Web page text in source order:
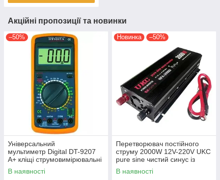
Акційні пропозиції та новинки
–50%
Універсальний
мультиметр Digital DT-9207
A+ кліщі струмовимірювальні
Портативний тестер Жовтий/
Чорний
В наявності
Новинка –50%
Перетворювач постійного
струму 2000W 12V-220V UKC
pure sine чистий синус із
захистом від навантаження
Чорний
В наявності